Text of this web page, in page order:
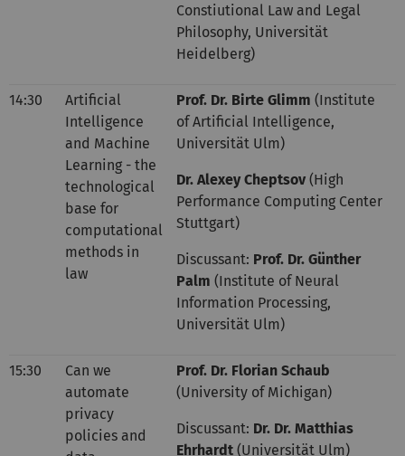
Constiutional Law and Legal
Philosophy, Universität
Heidelberg)
14:30
Artificial
Intelligence
and Machine
Learning - the
technological
base for
computational
methods in
law
Prof. Dr. Birte Glimm (Institute
of Artificial Intelligence,
Universität Ulm)
Dr. Alexey Cheptsov (High
Performance Computing Center
Stuttgart)
Discussant: Prof. Dr. Günther
Palm (Institute of Neural
Information Processing,
Universität Ulm)
15:30
Can we
automate
privacy
policies and
Prof. Dr. Florian Schaub
(University of Michigan)
Discussant: Dr. Dr. Matthias
Ehrhardt (Universität Ulm)